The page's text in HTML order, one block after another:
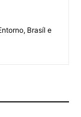
Brasíl e